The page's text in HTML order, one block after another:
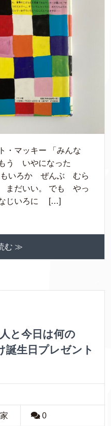
・マッキー 「みんな
いやになった
いろか ぜんぶ むら
だいい。 でも やっ
じいろに […]
む ≫
と今日は何の
誕生日プレゼント
0